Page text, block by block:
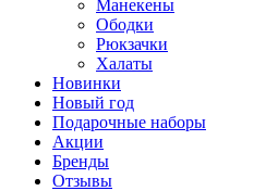
Манекены
Ободки
Рюкзачки
Халаты
Новинки
Новый год
Подарочные наборы
Акции
Бренды
Отзывы